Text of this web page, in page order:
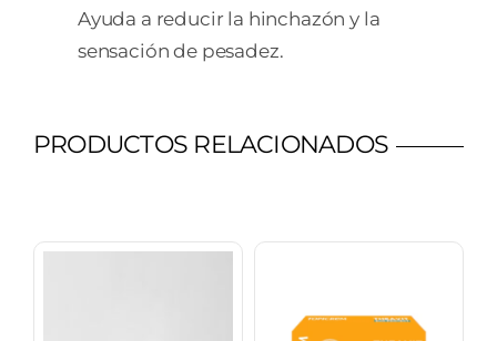
Ayuda a reducir la hinchazón y la
sensación de pesadez.
PRODUCTOS RELACIONADOS